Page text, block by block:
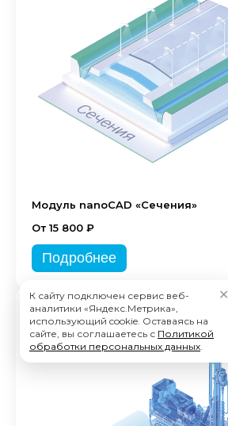
Модуль nanoCAD «Сечения»
От 15 800 ₽
Подробнее
К сайту подключен сервис веб-
аналитики «Яндекс.Метрика»,
использующий cookie. Оставаясь на
сайте, вы соглашаетесь с Политикой
обработки персональных данных.
✕